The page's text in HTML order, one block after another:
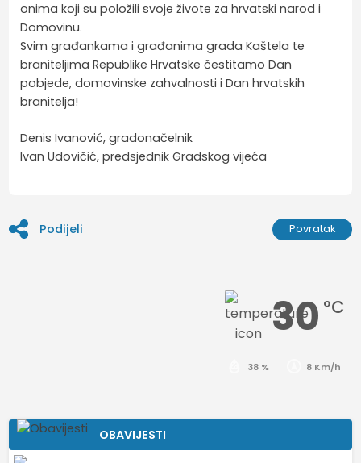
onima koji su položili svoje živote za hrvatski narod i
Domovinu.
Svim građankama i građanima grada Kaštela te
braniteljima Republike Hrvatske čestitamo Dan
pobjede, domovinske zahvalnosti i Dan hrvatskih
branitelja!
Denis Ivanović, gradonačelnik
Ivan Udovičić, predsjednik Gradskog vijeća
Podijeli Povratak
30 °C
38 % 8 Km/h
OBAVIJESTI